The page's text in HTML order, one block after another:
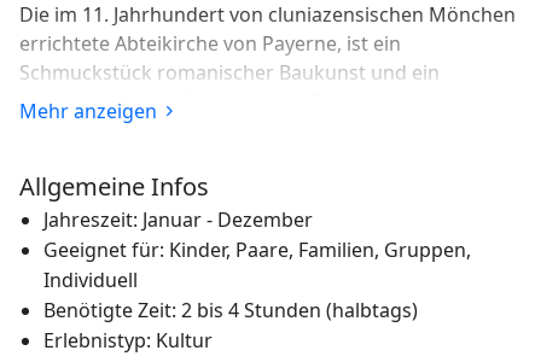
Die im 11. Jahrhundert von cluniazensischen Mönchen
errichtete Abteikirche von Payerne, ist ein
Schmuckstück romanischer Baukunst und ein
architektonisches Meisterwerk. Zusammen mit der
gegenüber gelegenen Pfarrkirche aus dem 14.
sie eine bemerkenswerte Einheit.
Um ihren Erhalt zu gewährleisten, sind beträchtliche
Restaurierungsarbeiten im Gange; sie sind der Grund
warum die Abteikirche vorübergehend für das
Publikum geschlossen ist.
Mehr anzeigen
Allgemeine Infos
Jahreszeit: Januar - Dezember
Geeignet für: Kinder, Paare, Familien, Gruppen,
Individuell
Benötigte Zeit: 2 bis 4 Stunden (halbtags)
Erlebnistyp: Kultur